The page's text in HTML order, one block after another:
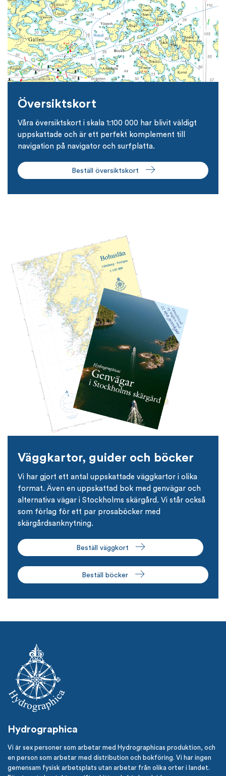
Översiktskort
Våra översiktskort i skala 1:100 000 har blivit väldigt
uppskattade och är ett perfekt komplement till
navigation på navigator och surfplatta.
Beställ översiktskort
Väggkartor, guider och böcker
Vi har gjort ett antal uppskattade väggkartor i olika
format. Även en uppskattad bok med genvägar och
alternativa vägar i Stockholms skärgård. Vi står också
som förlag för ett par prosaböcker med
skärgårdsanknytning.
Beställ väggkort
Beställ böcker
Hydrographica
Vi är sex personer som arbetar med Hydrographicas produktion, och
en person som arbetar med distribution och bokföring. Vi har ingen
gemensam fysisk arbetsplats utan arbetar från olika orter i landet.